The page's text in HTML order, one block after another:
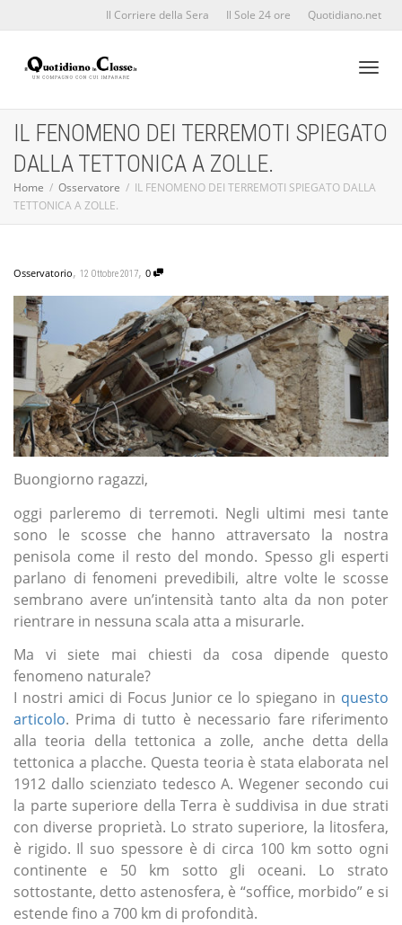
Il Corriere della Sera Il Sole 24 ore Quotidiano.net
IL FENOMENO DEI TERREMOTI SPIEGATO
DALLA TETTONICA A ZOLLE.
Home Osservatore
IL FENOMENO DEI TERREMOTI SPIEGATO DALLA
TETTONICA A ZOLLE.
Osservatorio, 12 Ottobre 2017, 0
Buongiorno ragazzi,
oggi parleremo di terremoti. Negli ultimi mesi tante
sono le scosse che hanno attraversato la nostra
penisola come il resto del mondo. Spesso gli esperti
parlano di fenomeni prevedibili, altre volte le scosse
sembrano avere un’intensità tanto alta da non poter
rientrare in nessuna scala atta a misurarle.
Ma vi siete mai chiesti da cosa dipende questo
fenomeno naturale?
I nostri amici di Focus Junior ce lo spiegano in questo
articolo. Prima di tutto è necessario fare riferimento
alla teoria della tettonica a zolle, anche detta della
tettonica a placche. Questa teoria è stata elaborata nel
1912 dallo scienziato tedesco A. Wegener secondo cui
la parte superiore della Terra è suddivisa in due strati
con diverse proprietà. Lo strato superiore, la litosfera,
è rigido. Il suo spessore è di circa 100 km sotto ogni
continente e 50 km sotto gli oceani. Lo strato
sottostante, detto astenosfera, è “soffice, morbido” e si
estende fino a 700 km di profondità.